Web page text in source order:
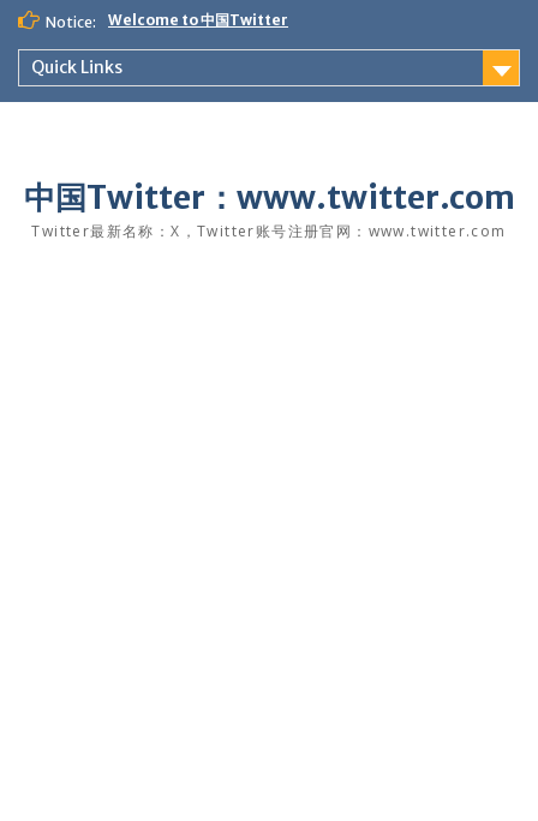
Skip
content
Notice: Welcome to 中国Twitter
Quick Links
中国Twitter：www.twitter.com
Twitter最新名称：X，Twitter账号注册官网：www.twitter.com